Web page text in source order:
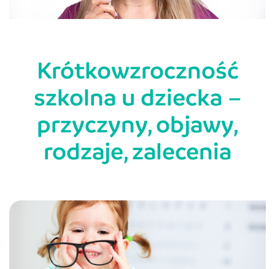
Krótkowzroczność
szkolna u dziecka –
przyczyny, objawy,
rodzaje, zalecenia